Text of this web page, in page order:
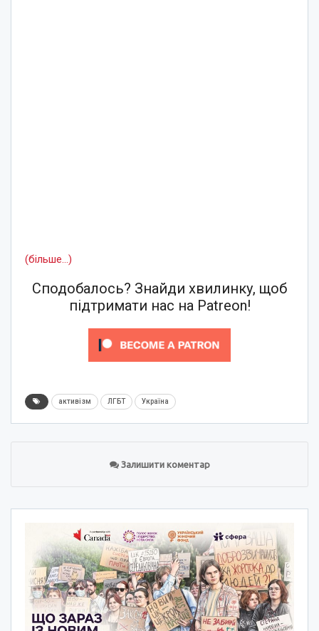
(більше…)
Сподобалось? Знайди хвилинку, щоб
підтримати нас на Patreon!
активізм ЛГБТ Україна
Залишити коментар